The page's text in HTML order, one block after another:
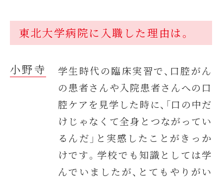
東北大学病院に入職した理由は。
小野寺
学生時代の臨床実習で、口腔がん
の患者さんや入院患者さんへの口
腔ケアを見学した時に、「口の中だ
けじゃなくて全身とつながってい
るんだ」と実感したことがきっか
けです。学校でも知識としては学
んでいましたが、とてもやりがい